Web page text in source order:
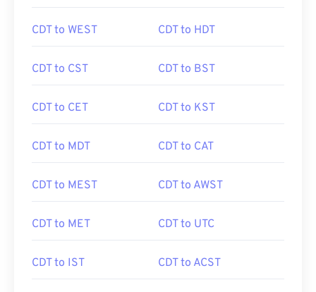
CDT to WEST CDT to HDT
CDT to CST CDT to BST
CDT to CET CDT to KST
CDT to MDT CDT to CAT
CDT to MEST CDT to AWST
CDT to MET CDT to UTC
CDT to IST CDT to ACST